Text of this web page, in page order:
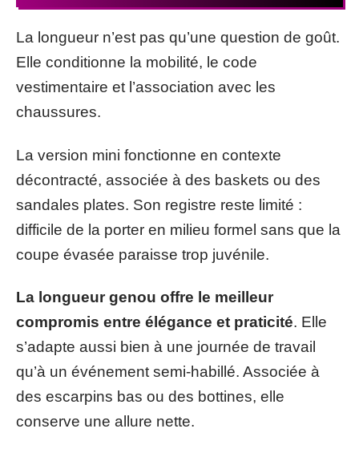
La longueur n’est pas qu’une question de goût.
Elle conditionne la mobilité, le code
vestimentaire et l’association avec les
chaussures.
La version mini fonctionne en contexte
décontracté, associée à des baskets ou des
sandales plates. Son registre reste limité :
difficile de la porter en milieu formel sans que la
coupe évasée paraisse trop juvénile.
La longueur genou offre le meilleur
compromis entre élégance et praticité. Elle
s’adapte aussi bien à une journée de travail
qu’à un événement semi-habillé. Associée à
des escarpins bas ou des bottines, elle
conserve une allure nette.